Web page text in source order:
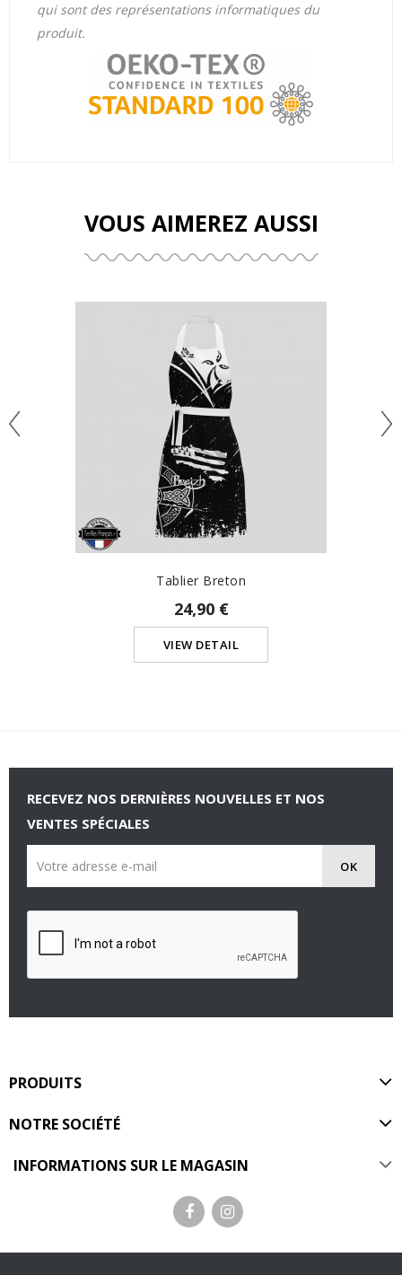
qui sont des représentations informatiques du
produit.
VOUS AIMEREZ AUSSI
Tablier Breton
24,90 €
VIEW DETAIL
RECEVEZ NOS DERNIÈRES NOUVELLES ET NOS
VENTES SPÉCIALES
PRODUITS
NOTRE SOCIÉTÉ
INFORMATIONS SUR LE MAGASIN